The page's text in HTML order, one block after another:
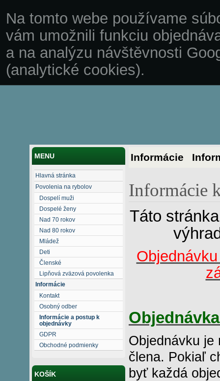
Na tomto webe používame
vám umožnili funkciu
a na analýzu návštěvnosti
(analytické cookies).
MENU
Hlavná stránka
Povolenia na rybolov
Dospelí muži
Dospelé ženy
Nad 70 rokov
Nad 80 rokov
Mládež
Deti
Členské
Lipňová zväzová povolenka
Informácie
Kontakt
Osobný odber
Informácie a postup k
objednávky
GDPR
Obchodné podmienky
KOŠÍK
Informácie
Informácie
Táto
Objednávku
člena. Pokiaľ
byť každá